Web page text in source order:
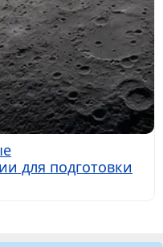
для подготовки